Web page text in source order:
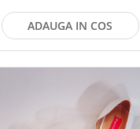
ADAUGA IN COS